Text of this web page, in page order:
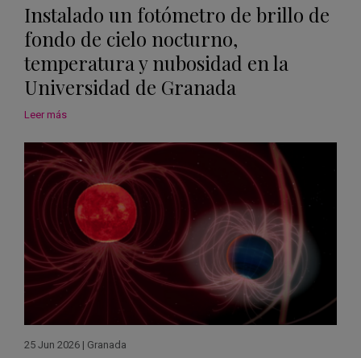
Instalado un fotómetro de brillo de
fondo de cielo nocturno,
temperatura y nubosidad en la
Universidad de Granada
Leer más
25 Jun 2026 | Granada